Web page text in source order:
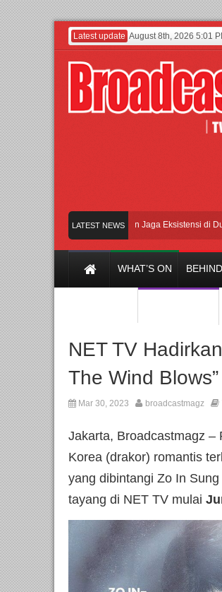
Latest update August 8th, 2026 5:01
LATEST NEWS
Lenny Ivylen: 26 Tahun Jaga Eksistensi di Dunia
WHAT’S ON
NET TV
The Wind Blows”
Mar 30, 2023 broadcastmagz
Jakarta, Broadcastmagz –
Korea (drakor) romantis
yang dibintangi Zo In
tayang di NET TV mulai